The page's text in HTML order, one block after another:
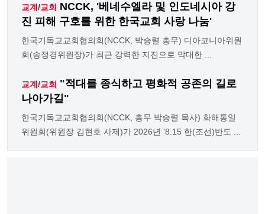
교계/교회 NCCK, '베네수엘라 및 인도네시아 강
진 피해 구호를 위한 한국교회 사랑 나눔'
한국기독교교회협의회(NCCK, 박승렬 총무) 디아코니아위원
회(송정경위원장)가 최근 강력한 지진으로 막대한 ...
교계/교회 "적대를 종식하고 평화적 공존의 길로
나아가길"
한국기독교교회협의회(NCCK, 총무 박승렬 목사) 화해통일
위원회(위원장 김현호 사제)가 2026년 '8.15 한(조선)반도 ...